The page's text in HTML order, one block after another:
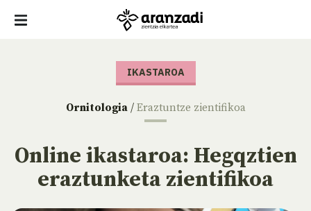
IKASTAROA
Ornitologia/ Eraztuntze zientifikoa
Online ikastaroa: Hegqztien
eraztunketa zientifikoa